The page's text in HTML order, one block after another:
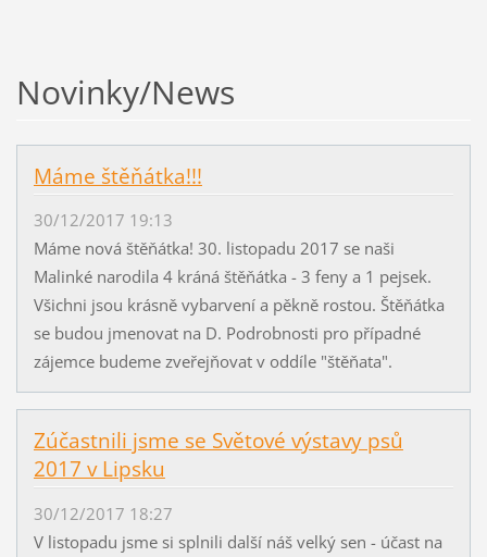
Novinky/News
Máme štěňátka!!!
30/12/2017 19:13
Máme nová štěňátka! 30. listopadu 2017 se naši
Malinké narodila 4 kráná štěňátka - 3 feny a 1 pejsek.
Všichni jsou krásně vybarvení a pěkně rostou. Štěňátka
se budou jmenovat na D. Podrobnosti pro případné
zájemce budeme zveřejňovat v oddíle "štěňata".
Zúčastnili jsme se Světové výstavy psů
2017 v Lipsku
30/12/2017 18:27
V listopadu jsme si splnili další náš velký sen - účast na